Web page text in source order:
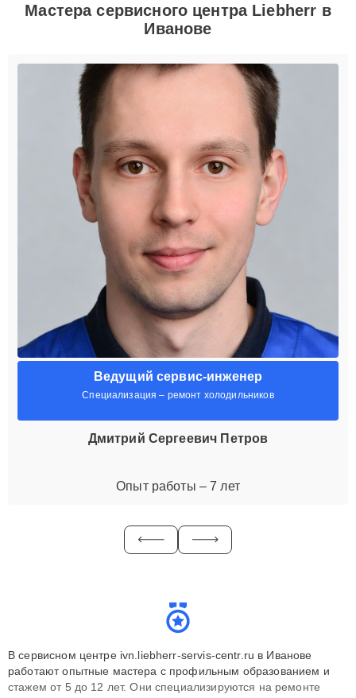
Мастера сервисного центра Liebherr в
Иванове
Ведущий сервис-инженер
Специализация – ремонт холодильников
Дмитрий Сергеевич Петров
Опыт работы – 7 лет
В сервисном центре ivn.liebherr-servis-centr.ru в Иванове
работают опытные мастера с профильным образованием и
стажем от 5 до 12 лет. Они специализируются на ремонте